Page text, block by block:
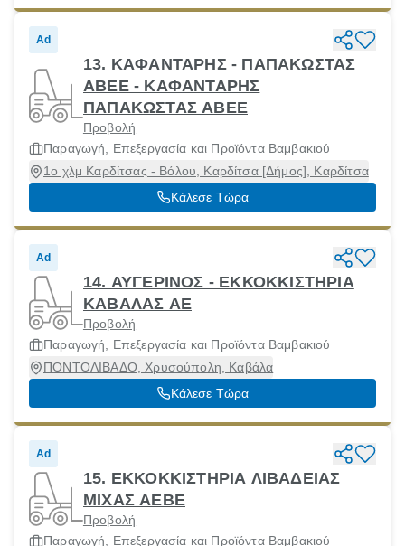
Ad
13. ΚΑΦΑΝΤΑΡΗΣ - ΠΑΠΑΚΩΣΤΑΣ
ΑΒΕΕ - ΚΑΦΑΝΤΑΡΗΣ
ΠΑΠΑΚΩΣΤΑΣ ΑΒΕΕ
Προβολή
Παραγωγή, Επεξεργασία και Προϊόντα Βαμβακιού
1ο χλμ Καρδίτσας - Βόλου, Καρδίτσα [Δήμος], Καρδίτσα
Κάλεσε Τώρα
Ad
14. ΑΥΓΕΡΙΝΟΣ - ΕΚΚΟΚΚΙΣΤΗΡΙΑ
ΚΑΒΑΛΑΣ ΑΕ
Προβολή
Παραγωγή, Επεξεργασία και Προϊόντα Βαμβακιού
ΠΟΝΤΟΛΙΒΑΔΟ, Χρυσούπολη, Καβάλα
Κάλεσε Τώρα
Ad
15. ΕΚΚΟΚΚΙΣΤΗΡΙΑ ΛΙΒΑΔΕΙΑΣ
ΜΙΧΑΣ ΑΕΒΕ
Προβολή
Παραγωγή, Επεξεργασία και Προϊόντα Βαμβακιού